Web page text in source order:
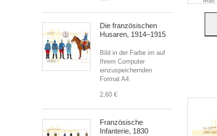
Die französischen
Husaren, 1914–1915
Bild in der Farbe im auf
Ihrem Computer
einzuspeichernden
Format A4.
2,60 €
Französische
Infanterie, 1830